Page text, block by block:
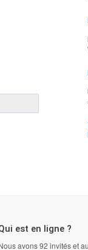
est en ligne ?
avons 92 invités et